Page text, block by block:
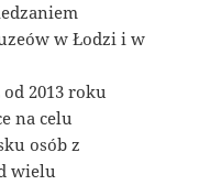
w Łodzi i w
2013 roku
na celu
osób z
wielu